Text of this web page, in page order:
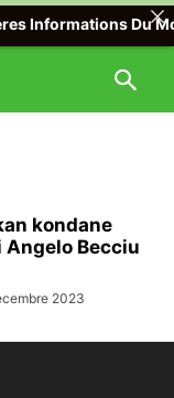
kondane
Becciu
2023
Informations Du